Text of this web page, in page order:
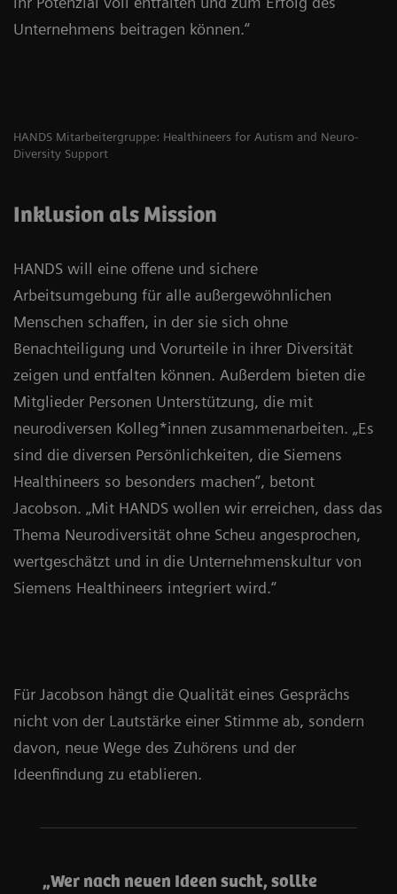
Unternehmens beitragen können.“
HANDS Mitarbeitergruppe: Healthineers for Autism and Neuro-
Diversity Support
Inklusion als Mission
HANDS will eine offene und sichere
Arbeitsumgebung für alle außergewöhnlichen
Menschen schaffen, in der sie sich ohne
Benachteiligung und Vorurteile in ihrer Diversität
zeigen und entfalten können. Außerdem bieten die
Mitglieder Personen Unterstützung, die mit
neurodiversen Kolleg*innen zusammenarbeiten. „Es
sind die diversen Persönlichkeiten, die Siemens
Healthineers so besonders machen“, betont
Jacobson. „Mit HANDS wollen wir erreichen, dass das
Thema Neurodiversität ohne Scheu angesprochen,
wertgeschätzt und in die Unternehmenskultur von
Siemens Healthineers integriert wird.“
Für Jacobson hängt die Qualität eines Gesprächs
nicht von der Lautstärke einer Stimme ab, sondern
davon, neue Wege des Zuhörens und der
Ideenfindung zu etablieren.
Wer nach neuen Ideen sucht, sollte